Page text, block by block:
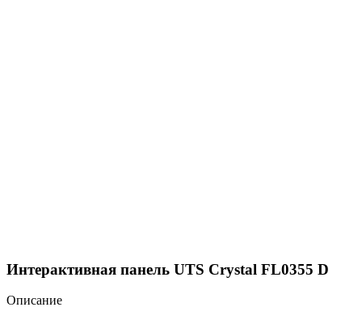
Интерактивная панель UTS Crystal FL0355 D
Описание